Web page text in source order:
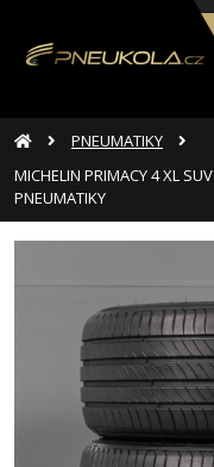
PNEUMATIKY
MICHELIN PRIMACY 4 XL
PNEUMATIKY